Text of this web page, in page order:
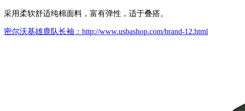
采用柔软舒适纯棉面料，富有弹性，适于叠搭。
密尔沃基雄鹿队长袖：http://www.usbashop.com/brand-12.html